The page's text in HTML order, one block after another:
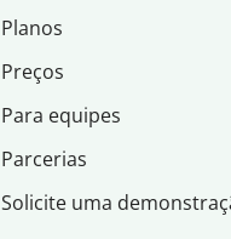
Planos
Preços
Para equipes
Parcerias
Solicite uma